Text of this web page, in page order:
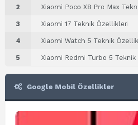
2 Xiaomi Poco X8 Pro Max
3 Xiaomi 17 Teknik Özellikleri
4 Xiaomi Watch 5 Teknik
5 Xiaomi Redmi Turbo 5
Google Mobil Özellikler